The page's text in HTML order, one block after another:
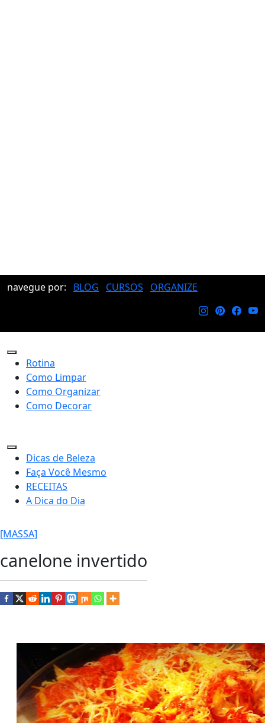
navegue por: BLOG CURSOS ORGANIZE
Rotina
Como Limpar
Como Organizar
Como Decorar
Dicas de Beleza
Faça Você Mesmo
RECEITAS
A Dica do Dia
[MASSA]
canelone invertido